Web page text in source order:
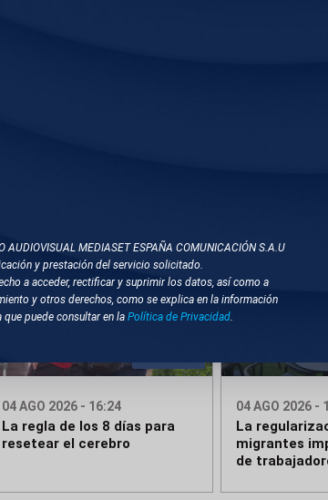
AUDIOVISUAL MEDIASET ESPAÑA COMUNICACIÓN S.A.U
y prestación del servicio solicitado.
a acceder, rectificar y suprimir los datos, así como a
y otros derechos, como se explica en la información
puede consultar en la Política de Privacidad.
04 AGO 2026 - 16:24
La regla de los 8 días para
resetear el cerebro
04 AGO 2026 -
La
migrantes
de